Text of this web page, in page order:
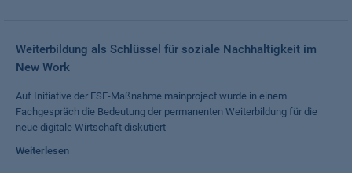
Weiterbildung als Schlüssel für soziale Nachhaltigkeit im
New Work
Auf Initiative der ESF-Maßnahme mainproject wurde in einem
Fachgespräch die Bedeutung der permanenten Weiterbildung für die
neue digitale Wirtschaft diskutiert
Weiterlesen